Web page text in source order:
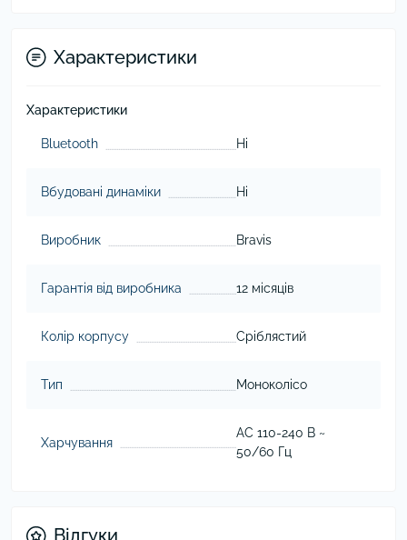
Характеристики
Характеристики
Bluetooth Ні
Вбудовані динаміки Ні
Виробник Bravis
Гарантія від виробника 12 місяців
Колір корпусу Сріблястий
Тип Моноколісо
Харчування
AC 110-240 В ~
50/60 Гц
Відгуки